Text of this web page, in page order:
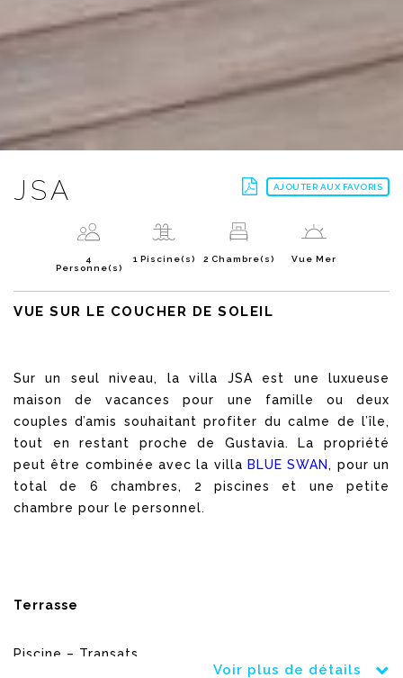
JSA AJOUTER AUX FAVORIS
4
Personne(s)
1 Piscine(s) 2 Chambre(s) Vue Mer
VUE SUR LE COUCHER DE SOLEIL
Sur un seul niveau, la villa JSA est une luxueuse
maison de vacances pour une famille ou deux
couples d’amis souhaitant profiter du calme de l’île,
tout en restant proche de Gustavia. La propriété
peut être combinée avec la villa BLUE SWAN , pour un
total de 6 chambres, 2 piscines et une petite
chambre pour le personnel.
Terrasse
Piscine – Transats.
Voir plus de détails